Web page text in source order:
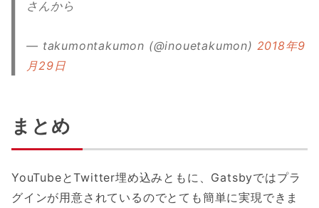
さんから
— takumontakumon (@inouetakumon) 2018年9
月29日
まとめ
YouTubeとTwitter埋め込みともに、Gatsbyではプラ
グインが用意されているのでとても簡単に実現できま